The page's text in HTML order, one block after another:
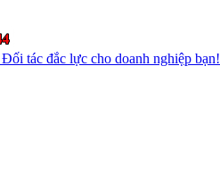
tác đắc lực cho doanh nghiệp bạn!